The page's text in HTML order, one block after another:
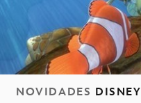
NOVIDADES